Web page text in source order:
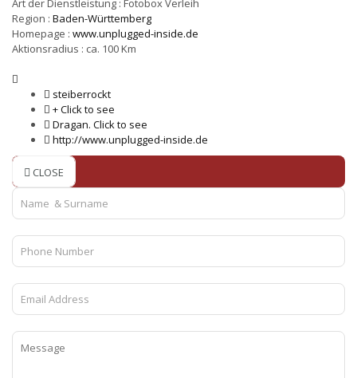
Art der Dienstleistung : Fotobox Verleih
Region : Baden-Württemberg
Homepage : www.unplugged-inside.de
Aktionsradius : ca. 100 Km
steiberrockt
‭‭+Click to see
Dragan. Click to see
http://www.unplugged-inside.de
CLOSE